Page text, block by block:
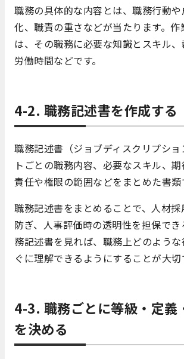
職務の具体的な内容とは、職務行動
化、職責の重さなどが当たります。作
は、その職務に必要な知識とスキル、
労働時間などです。
4-2. 職務記述書を作成する
職務記述書（ジョブディスクリプシ
トごとの職務内容、必要なスキル、期
責任や権限の範囲などをまとめた書類
職務記述書をまとめることで、人材
防ぎ、人事評価時の透明性を担保で
務記述書を見れば、職務上どのよう
ぐに理解できるようにすることが大切
4-3. 職務ごとに等級・定義
を決める